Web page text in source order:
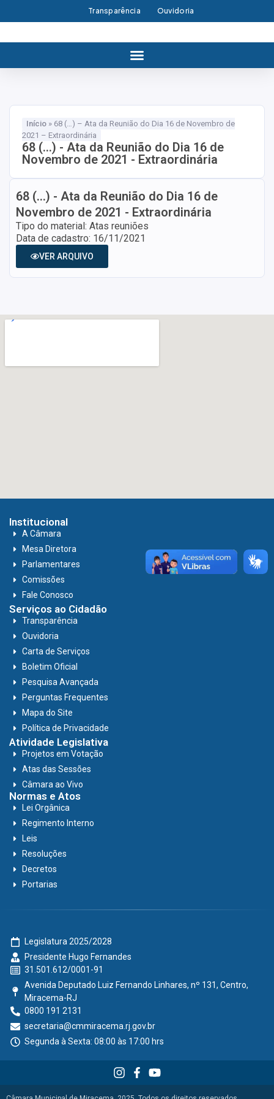
Transparência Ouvidoria
Início » 68 (…) – Ata da Reunião do Dia 16 de Novembro de
2021 – Extraordinária
68 (...) - Ata da Reunião do Dia 16 de
Novembro de 2021 - Extraordinária
68 (...) - Ata da Reunião do Dia 16 de
Novembro de 2021 - Extraordinária
Tipo do material: Atas reuniões
Data de cadastro: 16/11/2021
VER ARQUIVO
Institucional
A Câmara
Mesa Diretora
Parlamentares
Comissões
Fale Conosco
Serviços ao Cidadão
Transparência
Ouvidoria
Carta de Serviços
Boletim Oficial
Pesquisa Avançada
Perguntas Frequentes
Mapa do Site
Política de Privacidade
Atividade Legislativa
Projetos em Votação
Atas das Sessões
Câmara ao Vivo
Normas e Atos
Lei Orgânica
Regimento Interno
Leis
Resoluções
Decretos
Portarias
Legislatura 2025/2028
Presidente Hugo Fernandes
31.501.612/0001-91
Avenida Deputado Luiz Fernando Linhares, nº 131, Centro,
Miracema-RJ
0800 191 2131
secretaria@cmmiracema.rj.gov.br
Segunda à Sexta: 08:00 às 17:00 hrs